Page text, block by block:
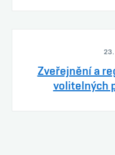
Zveřejnění a
volitelných